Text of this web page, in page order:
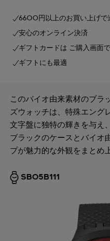
6600円以上のお買い上げで
安心のオンライン決済
ギフトカードは ご購入画面
ギフトにも最適
このバイオ由来素材のブラ
ズウォッチは、特殊エング
文字盤に独特の輝きを与え
ブラックのケースとバイオ
プが魅力的な外観をまとめ
SB05B111